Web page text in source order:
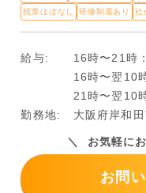
残業ほぼなし
研修制度あり 社
給与:
16時〜21時
16時〜翌10
21時〜翌10
勤務地:
大阪府岸和
お気軽に
お問